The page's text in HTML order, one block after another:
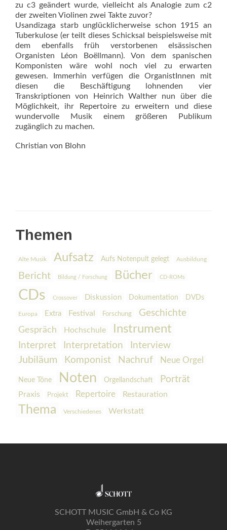
zu c3 geändert wurde, vielleicht als Analogie zum c2
der zweiten Violinen zwei Takte zuvor?
Usandizaga starb unglücklicherweise schon 1915 an
Tuberkulose (er teilt dieses Schicksal beispielsweise mit
dem ebenfalls früh verstorbenen elsässischen
Organisten Léon Boëllmann). Von dem spanischen
Komponisten wäre wohl noch viel zu erwarten
gewesen. Immerhin verfügen die OrganistInnen mit
diesen die Beschäftigung lohnenden vier
Transkriptionen von Heinrich Walther nun über die
Möglichkeit, ihr Repertoire zu erweitern und diese
wundervolle Musik einem grö­ßeren Publikum
zugänglich zu machen.
Christian von Blohn
Themen
Alte Musik Aufsatz Aufs Notenpult gelegt Ausbildung
Bericht Bildung / Forschung Bücher CD-ROMs
CDs Crossover Diskussion Dokumentation DVDs
Europa Extra Festival Forschung Geschichte
Gespräch Hochschule Instrument
Interpret Interpretation
Interview
Jubiläum
Komponist Nachruf Neue Orgel
Neue Töne Noten Orgellandschaft Porträt
Praxis Projekt Repertoire Restauration
Thema Verschiedenes Werkstatt
SCHOTT MUSIC GmbH & Co KG
Weihergarten 5